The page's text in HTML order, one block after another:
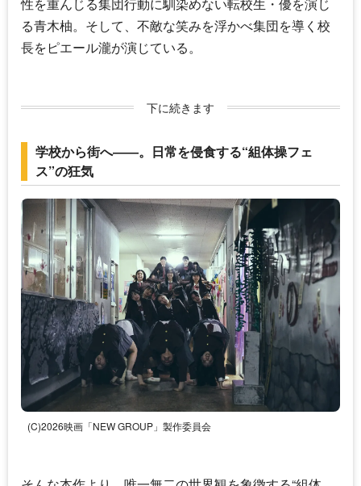
る青木柚。そして、不敵な笑みを浮かべ集団を導く校
長をピエール瀧が演じている。
下に続きます
学校から街へ――。日常を侵食する“組体操フェ
ス”の狂気
(C)2026映画「NEW GROUP」製作委員会